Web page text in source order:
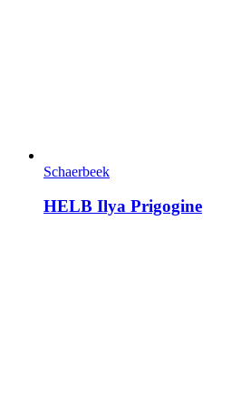
Schaerbeek
HELB Ilya Prigogine